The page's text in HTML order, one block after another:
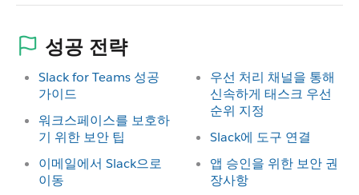
성공 전략
Slack for Teams 성공
가이드
워크스페이스를 보호하
기 위한 보안 팁
이메일에서 Slack으로
이동
우선 처리 채널을 통해
신속하게 태스크 우선
순위 지정
Slack에 도구 연결
앱 승인을 위한 보안 권
장사항